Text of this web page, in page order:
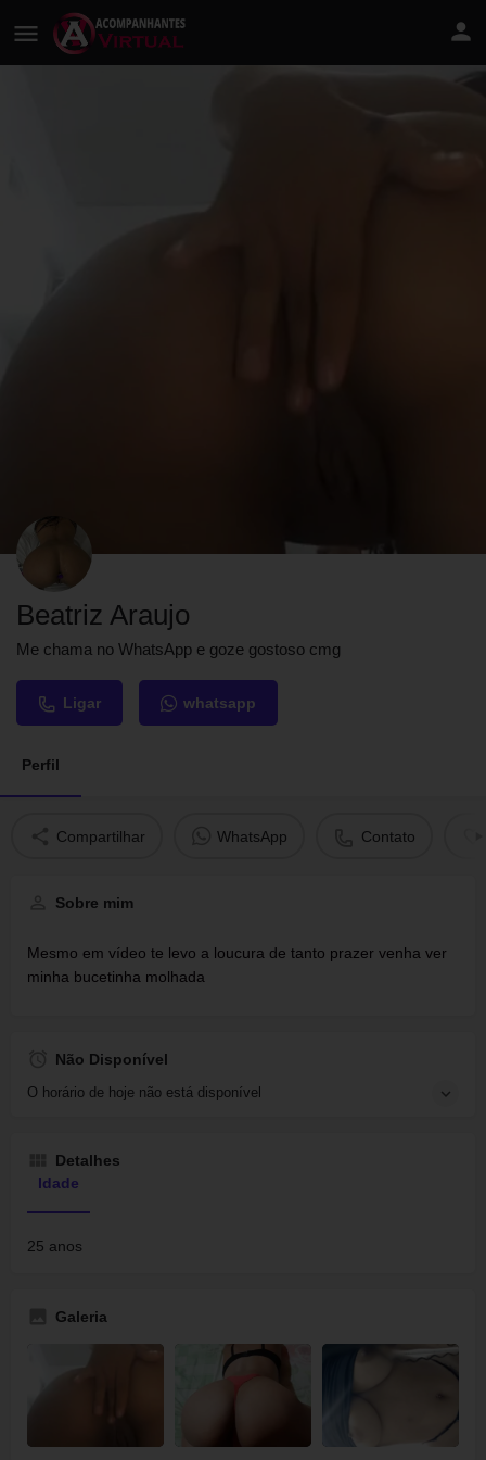
Beatriz Araujo
Me chama no WhatsApp e goze gostoso cmg
Ligar whatsapp
Perfil
Compartilhar WhatsApp Contato
Sobre mim
Mesmo em vídeo te levo a loucura de tanto prazer venha ver
minha bucetinha molhada
Não Disponível
O horário de hoje não está disponível
Detalhes
Idade
25 anos
Galeria